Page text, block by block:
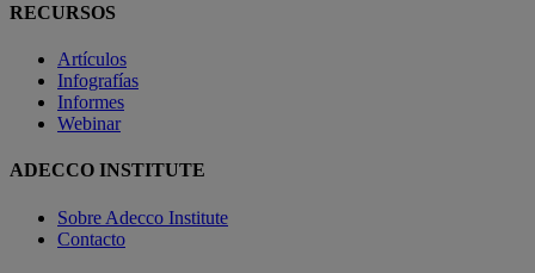
RECURSOS
Artículos
Infografías
Informes
Webinar
ADECCO INSTITUTE
Sobre Adecco Institute
Contacto